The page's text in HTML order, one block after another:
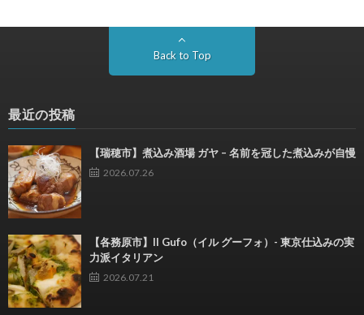
Back to Top
最近の投稿
【瑞穂市】煮込み酒場 ガヤ – 名前を冠した煮込みが自慢
2026.07.26
【各務原市】Il Gufo（イル グーフォ）- 東京仕込みの実
力派イタリアン
2026.07.21